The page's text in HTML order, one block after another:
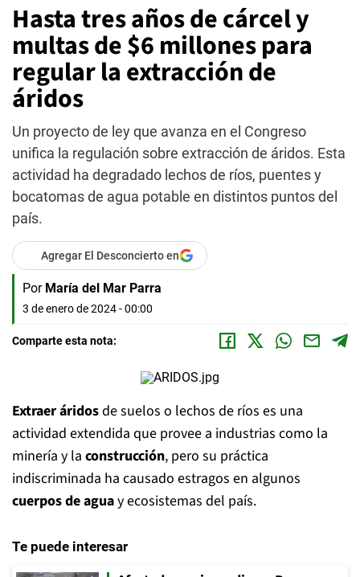
Hasta tres años de cárcel y
multas de $6 millones para
regular la extracción de
áridos
Un proyecto de ley que avanza en el Congreso
unifica la regulación sobre extracción de áridos. Esta
actividad ha degradado lechos de ríos, puentes y
bocatomas de agua potable en distintos puntos del
país.
Agregar El Desconcierto en
Por María del Mar Parra
3 de enero de 2024 - 00:00
Comparte esta nota:
Extraer áridosde suelos o lechos de ríos es una
actividad extendida que provee a industrias como la
minería y la construcción, pero su práctica
indiscriminada ha causado estragos en algunos
cuerpos de aguay ecosistemas del país.
Te puede interesar